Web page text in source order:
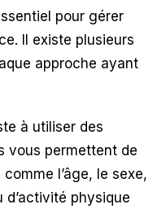
pour gérer
Il existe plusieurs
approche ayant
à utiliser des
vous permettent de
l’âge, le sexe,
d’activité physique